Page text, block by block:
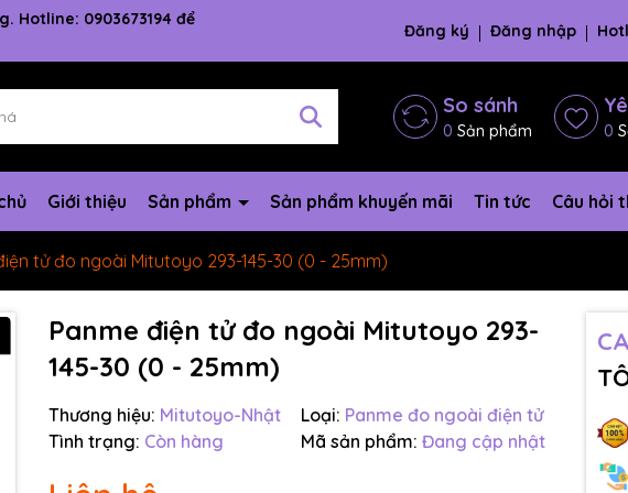
Hotline: 0903673194 để
Đăng ký Đăng nhập
So sánh
0 Sản phẩm 0
Giới thiệu Sản phẩm Sản phẩm khuyến mãi Tin tức Câu hỏi
tử đo ngoài Mitutoyo 293-145-30 (0 - 25mm)
Panme điện tử đo ngoài Mitutoyo 293-
145-30 (0 - 25mm)
Thương hiệu: Mitutoyo-Nhật Loại: Panme đo ngoài điện tử
Tình trạng: Còn hàng Mã sản phẩm: Đang cập nhật